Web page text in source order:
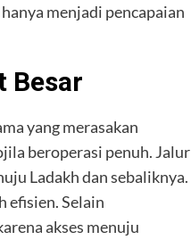
menjadi pencapaian
Besar
yang merasakan
beroperasi penuh. Jalur
Ladakh dan sebaliknya.
efisien. Selain
akses menuju